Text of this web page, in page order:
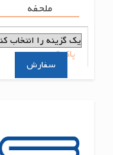
ملحفه
پاک کردن
سفارش